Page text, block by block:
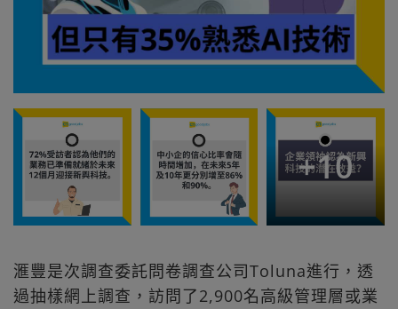
+10
滙豐是次調查委託問卷調查公司Toluna進行，透
過抽樣網上調查，訪問了2,900名高級管理層或業